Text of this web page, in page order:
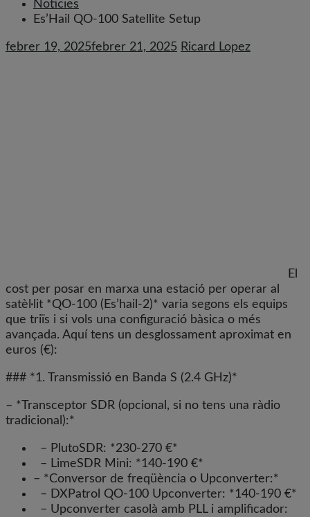
Noticies
Es’Hail QO-100 Satellite Setup
febrer 19, 2025febrer 21, 2025 Ricard Lopez
El
cost per posar en marxa una estació per operar al
satèl·lit *QO-100 (Es’hail-2)* varia segons els equips
que triïs i si vols una configuració bàsica o més
avançada. Aquí tens un desglossa­ment aproximat en
euros (€):
### *1. Transmissió en Banda S (2.4 GHz)*
– *Transceptor SDR (opcional, si no tens una ràdio
tradicional):*
– PlutoSDR: *230-270 €*
– LimeSDR Mini: *140-190 €*
– *Conversor de freqüència o Upconverter:*
– DXPatrol QO-100 Upconverter: *140-190 €*
– Upconverter casolà amb PLL i amplificador: